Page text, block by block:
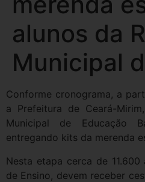
alunos da
Municipal
Conforme cronograma, a
a Prefeitura de Ceará-
Municipal de Educação
entregando kits da merenda
Nesta etapa cerca de 11.600
de Ensino, devem receber